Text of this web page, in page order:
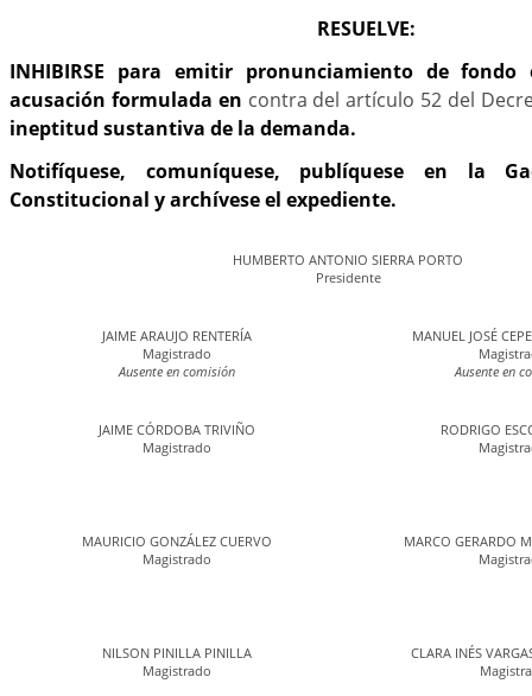
RESUELVE:
INHIBIRSE para emitir pronunciamiento de
acusación formulada en contra del artículo 52 del
ineptitud sustantiva de la demanda.
Notifíquese, comuníquese, publíquese en la
Constitucional y archívese el expediente.
HUMBERTO ANTONIO SIERRA PORTO
Presidente
JAIME ARAUJO RENTERÍA
Magistrado
Ausente en comisión
MANUEL JOSÉ
Ausente en
JAIME CÓRDOBA TRIVIÑO
Magistrado
RODRIGO
MAURICIO GONZÁLEZ CUERVO
Magistrado
MARCO GERARDO
NILSON PINILLA PINILLA
Magistrado
CLARA INÉS